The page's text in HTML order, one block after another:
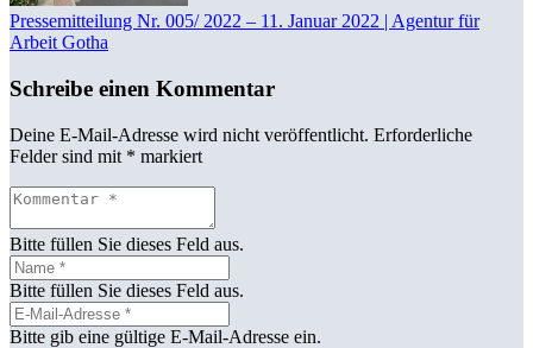
Pressemitteilung Nr. 005/ 2022 – 11. Januar 2022 | Agentur für
Arbeit Gotha
Schreibe einen Kommentar
Deine E-Mail-Adresse wird nicht veröffentlicht. Erforderliche
Felder sind mit * markiert
Bitte füllen Sie dieses Feld aus.
Bitte füllen Sie dieses Feld aus.
Bitte gib eine gültige E-Mail-Adresse ein.